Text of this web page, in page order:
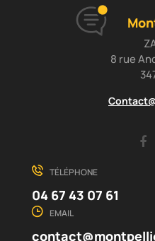
8 rue
TÉLÉPHONE
04 67 43 07 61
EMAIL